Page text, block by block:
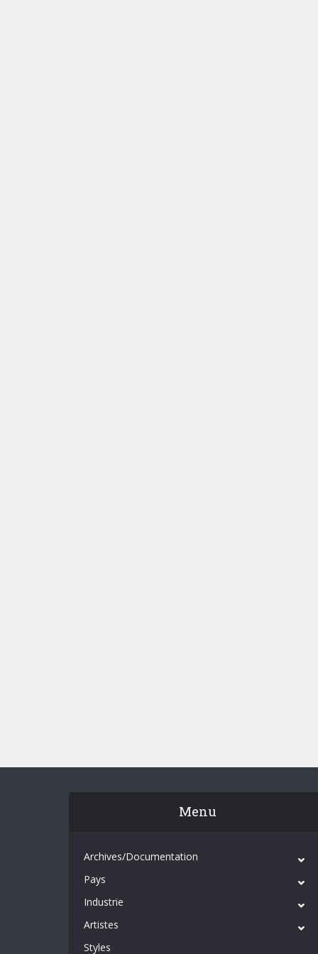
Menu
Archives/Documentation
Pays
Industrie
Artistes
Styles